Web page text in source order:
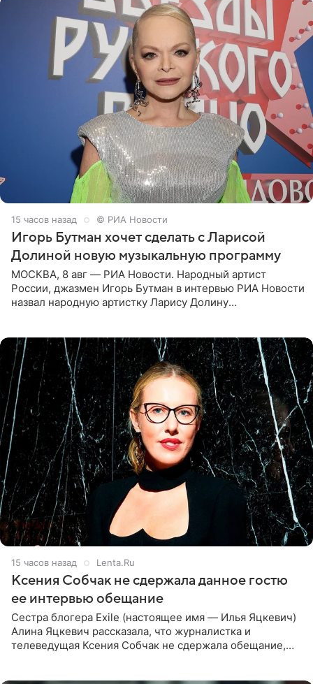
15 часов назад © РИА Новости
Игорь Бутман хочет сделать с Ларисой
Долиной новую музыкальную программу
МОСКВА, 8 авг — РИА Новости. Народный артист
России, джазмен Игорь Бутман в интервью РИА Новости
назвал народную артистку Ларису Долину
15 часов назад Lenta.Ru
Ксения Собчак не сдержала данное гостю
ее интервью обещание
Сестра блогера Exile (настоящее имя — Илья Яцкевич)
Алина Яцкевич рассказала, что журналистка и
телеведущая Ксения Собчак не сдержала обещание,